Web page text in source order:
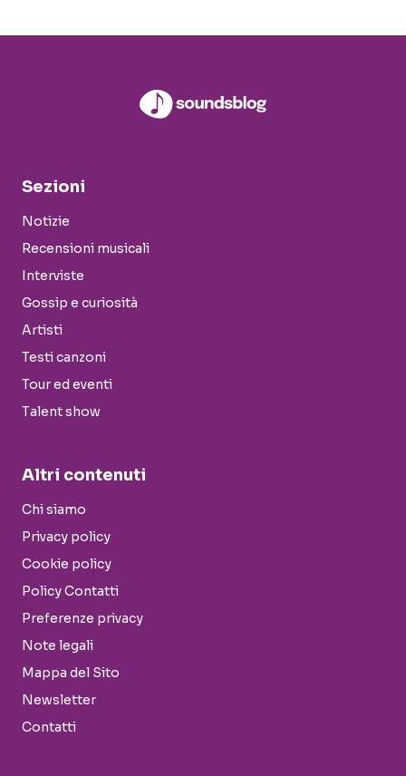
Sezioni
Notizie
Recensioni musicali
Interviste
Gossip e curiosità
Artisti
Testi canzoni
Tour ed eventi
Talent show
Altri contenuti
Chi siamo
Privacy policy
Cookie policy
Policy Contatti
Preferenze privacy
Note legali
Mappa del Sito
Newsletter
Contatti